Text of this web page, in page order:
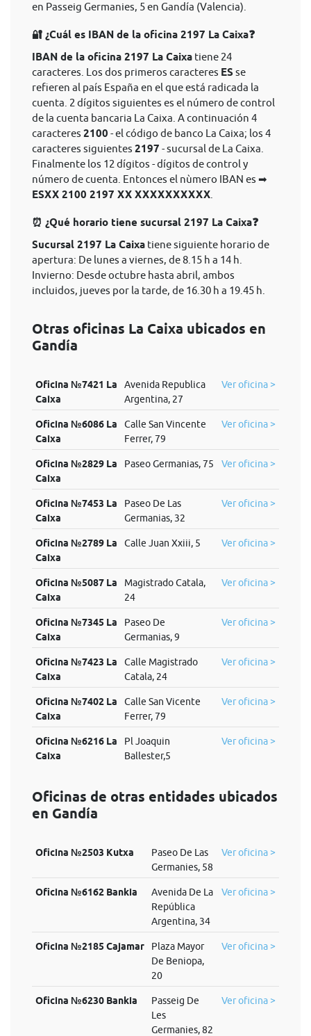
en Passeig Germanies, 5 en Gandía (Valencia).
🔐 ¿Cuál es IBAN de la oficina 2197 La Caixa❓
IBAN de la oficina 2197 La Caixa tiene 24
caracteres. Los dos primeros caracteres ES se
refieren al país España en el que está radicada la
cuenta. 2 dígitos siguientes es el número de control
de la cuenta bancaria La Caixa. A continuación 4
caracteres 2100 - el código de banco La Caixa; los 4
caracteres siguientes 2197 - sucursal de La Caixa.
Finalmente los 12 dígitos - dígitos de control y
número de cuenta. Entonces el nùmero IBAN es ➡
ESXX 2100 2197 XX XXXXXXXXXX
⏰ ¿Qué horario tiene sucursal 2197 La Caixa❓
Sucursal 2197 La Caixa tiene siguiente horario de
apertura: De lunes a viernes, de 8.15 h a 14 h.
Invierno: Desde octubre hasta abril, ambos
incluidos, jueves por la tarde, de 16.30 h a 19.45 h.
Otras oficinas La Caixa ubicados en
Gandía
Oficina №7421 La
Caixa
Avenida Republica
Argentina, 27
Ver oficina >
Oficina №6086 La
Caixa
Calle San Vincente
Ferrer, 79
Ver oficina >
Oficina №2829 La
Caixa
Paseo Germanias, 75 Ver oficina >
Oficina №7453 La
Caixa
Paseo De Las
Germanias, 32
Ver oficina >
Oficina №2789 La
Caixa
Calle Juan Xxiii, 5 Ver oficina >
Oficina №5087 La
Caixa
Magistrado Catala,
24
Ver oficina >
Oficina №7345 La
Caixa
Paseo De
Germanias, 9
Ver oficina >
Oficina №7423 La
Caixa
Calle Magistrado
Catala, 24
Ver oficina >
Oficina №7402 La
Caixa
Calle San Vicente
Ferrer, 79
Ver oficina >
Oficina №6216 La
Caixa
Pl Joaquin
Ballester,5
Ver oficina >
Oficinas de otras entidades ubicados
en Gandía
Oficina №2503 Kutxa
Paseo De Las
Germanies, 58
Ver oficina >
Oficina №6162 Bankia
Avenida De La
República
Argentina, 34
Ver oficina >
Oficina №2185 Cajamar
Plaza Mayor
De Beniopa,
20
Ver oficina >
Oficina №6230 Bankia
Passeig De
Les
Germanies, 82
Ver oficina >